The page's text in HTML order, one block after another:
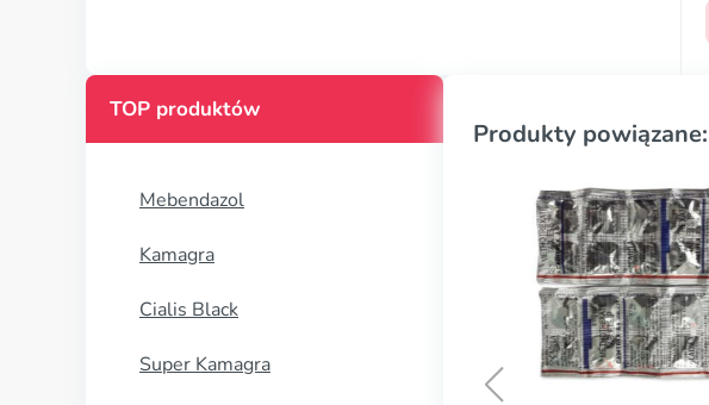
TOP produktów
Mebendazol
Kamagra
Cialis Black
Super Kamagra
Produkty powiązane: